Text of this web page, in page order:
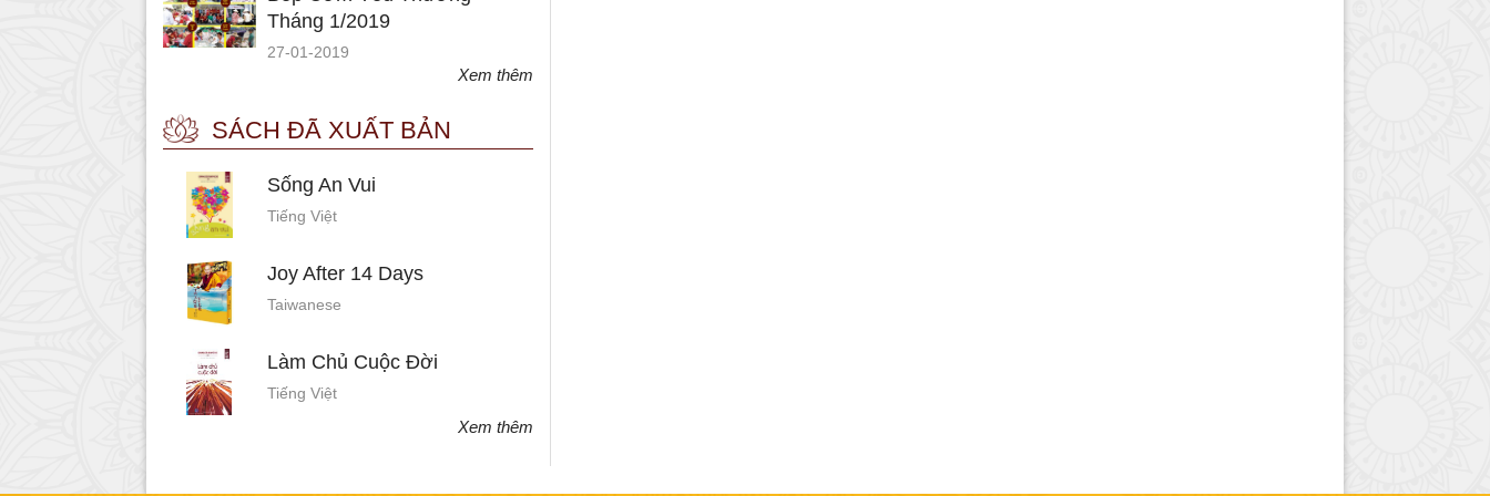
Tháng 1/2019
27-01-2019
Xem thêm
SÁCH ĐÃ XUẤT BẢN
Sống An Vui
Tiếng Việt
Joy After 14 Days
Taiwanese
Làm Chủ Cuộc Đời
Tiếng Việt
Xem thêm